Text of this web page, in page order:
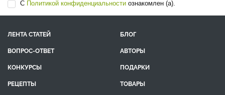
С Политикой конфиденциальности ознакомлен (а).
ЛЕНТА СТАТЕЙ
БЛОГ
ВОПРОС-ОТВЕТ
АВТОРЫ
КОНКУРСЫ
ПОДАРКИ
РЕЦЕПТЫ
ТОВАРЫ